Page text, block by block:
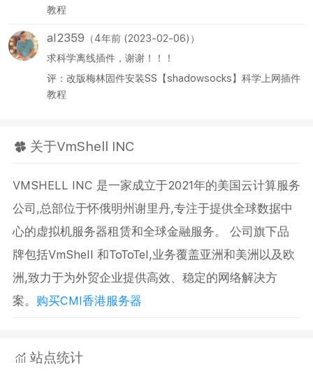
教程
al2359 （4年前 (2023-02-06)）
求科学离线插件，谢谢！！！
评：改版梅林固件安装SS【shadowsocks】科学上网插件
教程
关于VmShell INC
VMSHELL INC 是一家成立于2021年的美国云计算服务
公司,总部位于怀俄明州谢里丹,专注于提供全球数据中
心的虚拟机服务器租赁和全球金融服务。 公司旗下品
牌包括VmShell 和ToToTel,业务覆盖亚洲和美洲以及欧
洲,致力于为外贸企业提供高效、稳定的网络解决方
案。 购买CMI香港服务器
站点统计